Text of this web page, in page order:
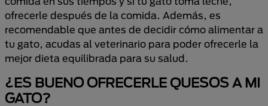
ofrecerle después de la comida. Además, es
recomendable que antes de decidir cómo alimentar a
tu gato, acudas al veterinario para poder ofrecerle la
mejor dieta equilibrada para su salud.
¿ES BUENO OFRECERLE QUESOS A MI
GATO?